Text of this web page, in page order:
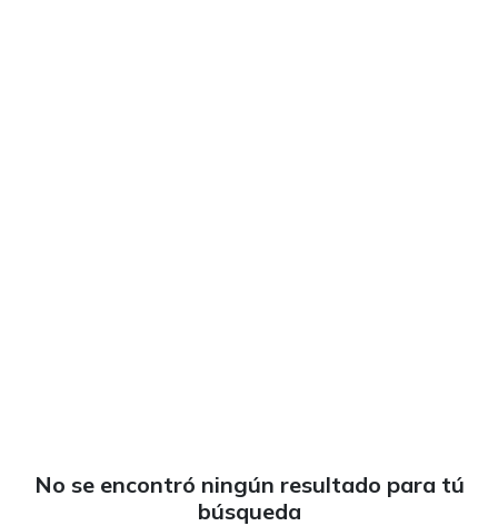
No se encontró ningún resultado para tú
búsqueda